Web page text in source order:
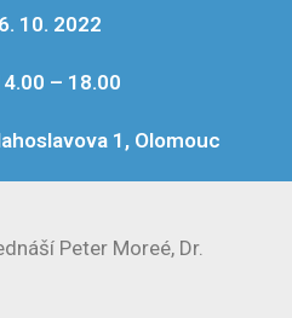
10. 2022
– 18.00
1, Olomouc
Peter Moreé, Dr.